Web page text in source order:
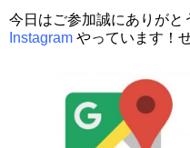
今日はご参加誠にありが
Instagram やっています！